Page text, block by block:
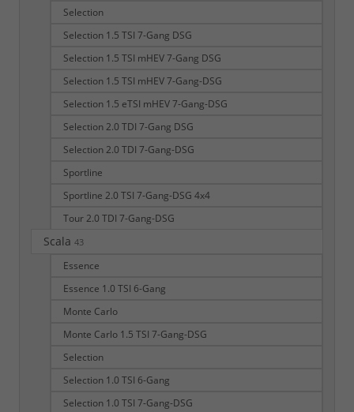
Selection
Selection 1.5 TSI 7-Gang DSG
Selection 1.5 TSI mHEV 7-Gang DSG
Selection 1.5 TSI mHEV 7-Gang-DSG
Selection 1.5 eTSI mHEV 7-Gang-DSG
Selection 2.0 TDI 7-Gang DSG
Selection 2.0 TDI 7-Gang-DSG
Sportline
Sportline 2.0 TSI 7-Gang-DSG 4x4
Tour 2.0 TDI 7-Gang-DSG
Scala 43
Essence
Essence 1.0 TSI 6-Gang
Monte Carlo
Monte Carlo 1.5 TSI 7-Gang-DSG
Selection
Selection 1.0 TSI 6-Gang
Selection 1.0 TSI 7-Gang-DSG